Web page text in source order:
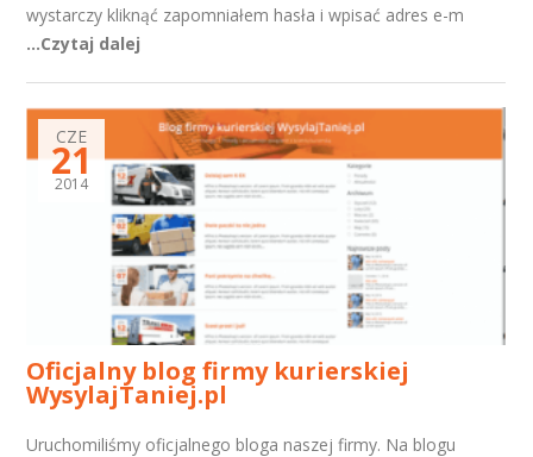
wystarczy kliknąć zapomniałem hasła i wpisać adres e-m
...Czytaj dalej
CZE
21
2014
Oficjalny blog firmy kurierskiej
WysylajTaniej.pl
Uruchomiliśmy oficjalnego bloga naszej firmy. Na blogu